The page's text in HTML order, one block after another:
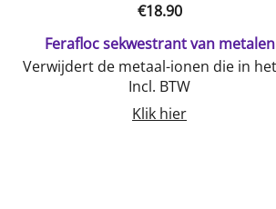
€18.90
Ferafloc sekwestrant van metalen
Incl. BTW
Klik hier